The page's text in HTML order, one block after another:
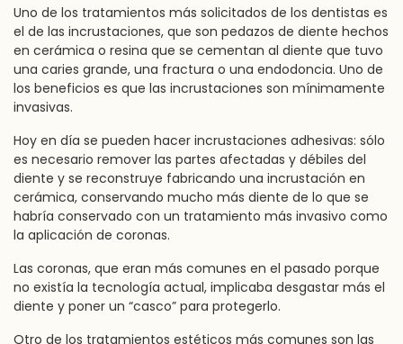
Uno de los tratamientos más solicitados de los dentistas es
el de las incrustaciones, que son pedazos de diente hechos
en cerámica o resina que se cementan al diente que tuvo
una caries grande, una fractura o una endodoncia. Uno de
los beneficios es que las incrustaciones son mínimamente
invasivas.
Hoy en día se pueden hacer incrustaciones adhesivas: sólo
es necesario remover las partes afectadas y débiles del
diente y se reconstruye fabricando una incrustación en
cerámica, conservando mucho más diente de lo que se
habría conservado con un tratamiento más invasivo como
la aplicación de coronas.
Las coronas, que eran más comunes en el pasado porque
no existía la tecnología actual, implicaba desgastar más el
diente y poner un “casco” para protegerlo.
Otro de los tratamientos estéticos más comunes son las